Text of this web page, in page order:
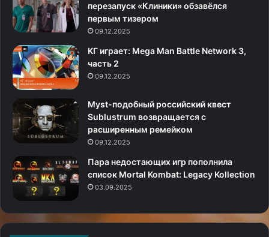
перезапуск «Клиники» обзавёлся
первым тизером
09.12.2025
KГ игpaeт: Mega Man Battle Network 3,
часть 2
09.12.2025
Myst-подобный российский квест
Sublustrum возвращается с
расширенным ремейком
09.12.2025
Пара недостающих игр пополнила
список Mortal Kombat: Legacy Kollection
03.09.2025